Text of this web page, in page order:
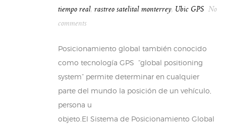
tiempo real, rastreo satelital monterrey, Ubic GPS No
comments
Posicionamiento global también conocido
como tecnología GPS “global positioning
system” permite determinar en cualquier
parte del mundo la posición de un vehículo,
persona u
objeto.El Sistema de Posicionamiento Global